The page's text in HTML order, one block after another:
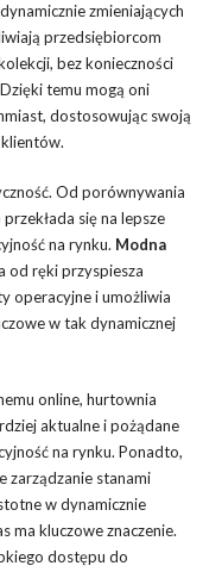
zmieniających
przedsiębiorcom
bez konieczności
temu mogą oni
dostosowując swoją
Od porównywania
się na lepsze
na rynku. Modna
od ręki przyspiesza
operacyjne i umożliwia
w tak dynamicznej
online, hurtownia
aktualne i pożądane
na rynku. Ponadto,
zarządzanie stanami
w dynamicznie
ma kluczowe znaczenie.
dostępu do